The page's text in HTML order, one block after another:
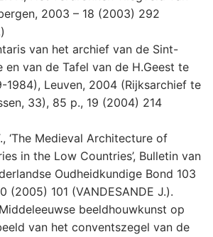
2003 – 18 (2003) 292
van het archief van de Sint-
en van de Tafel van de H.Geest te
1984), Leuven, 2004 (Rijksarchief te
33), 85 p., 19 (2004) 214
‘The Medieval Architecture of
in the Low Countries’, Bulletin van
Oudheidkundige Bond 103
(2005) 101 (VANDESANDE J.).
beeldhouwkunst op
van het conventszegel van de